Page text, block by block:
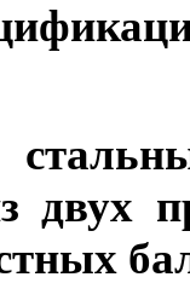
двух